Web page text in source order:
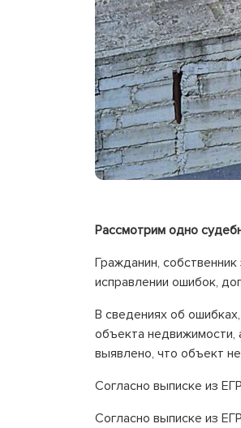
Рассмотрим одно
Гражданин,
исправлении ошибок,
В сведениях об
объекта недвижимости,
выявлено, что объект
Согласно выписке из
Согласно выписке из